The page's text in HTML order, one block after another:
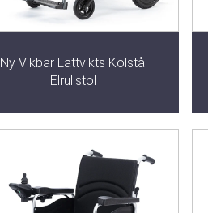
Ny Vikbar Lättvikts Kolstål
Elrullstol